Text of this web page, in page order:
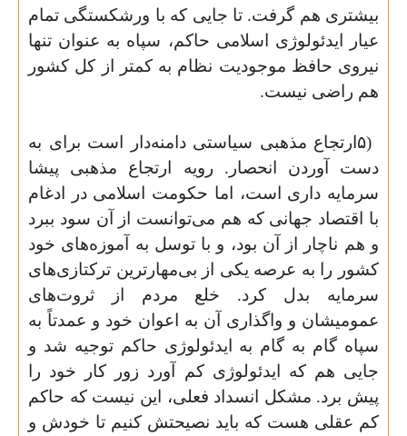
بیشتری هم گرفت. تا جایی که با ورشکستگی تمام
عیار ایدئولوژی اسلامی حاکم، سپاه به عنوان تنها
نیروی حافظ موجودیت نظام به کمتر از کل کشور
هم راضی نیست.
۵)ارتجاع مذهبی سیاستی دامنه‌دار است برای به
دست آوردن انحصار. رویه ارتجاع مذهبی پیشا
سرمایه داری است، اما حکومت اسلامی در ادغام
با اقتصاد جهانی که هم می‌توانست از آن سود ببرد
و هم ناچار از آن بود، و با توسل به آموزه‌های خود
کشور را به عرصه یکی از بی‌مهار‌ترین ترکتازی‌های
سرمایه بدل کرد. خلع مردم از ثروت‌های
عمومیشان و واگذاری آن به اعوان خود و عمدتاً به
سپاه گام به گام به ایدئولوژی حاکم توجیه شد و
جایی هم که ایدئولوژی کم آورد زور کار خود را
پیش برد. مشکل انسداد فعلی، این نیست که حاکم
کم عقلی هست که باید نصیحتش کنیم تا خودش و